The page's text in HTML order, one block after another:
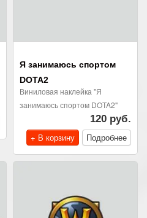
Я занимаюсь спортом
DOTA2
Виниловая наклейка "Я
занимаюсь спортом DOTA2"
120 руб.
+ В корзину
Подробнее